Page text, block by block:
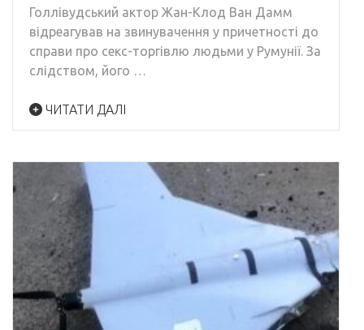
Голлівудський актор Жан-Клод Ван Дамм
відреагував на звинувачення у причетності до
справи про секс-торгівлю людьми у Румунії. За
слідством, його …
ЧИТАТИ ДАЛІ